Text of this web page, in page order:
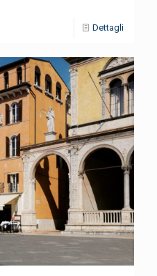
Dettagli